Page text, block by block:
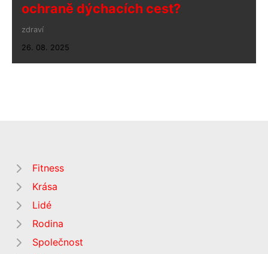
ochraně dýchacích cest?
zdraví
26. 08. 2025
Fitness
Krása
Lidé
Rodina
Společnost